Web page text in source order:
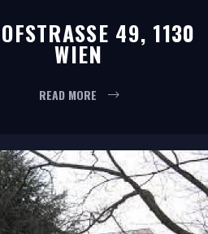
49, 1130 W
IEN
READ MORE